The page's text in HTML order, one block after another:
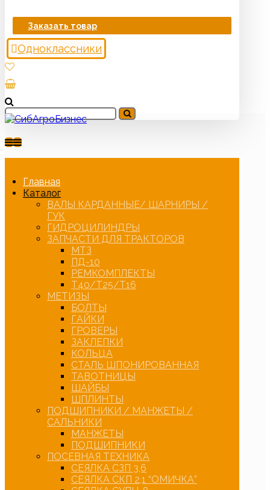
Заказать товар
Одноклассники
Главная
Каталог
ВАЛЫ КАРДАННЫЕ/ ШАРНИРЫ /
ГУК
ГИДРОЦИЛИНДРЫ
ЗАПЧАСТИ ДЛЯ ТРАКТОРОВ
МТЗ
ПД-10
РЕМКОМПЛЕКТЫ
Т40/Т25/Т16
МЕТИЗЫ
БОЛТЫ
ГАЙКИ
ГРОВЕРЫ
ЗАКЛЕПКИ
КОЛЬЦА
СТАЛЬ ШПОНИРОВАННАЯ
ТАВОТНИЦЫ
ШАЙБЫ
ШПЛИНТЫ
ПОДШИПНИКИ / МАНЖЕТЫ /
САЛЬНИКИ
МАНЖЕТЫ
ПОДШИПНИКИ
ПОСЕВНАЯ ТЕХНИКА
СЕЯЛКА СЗП 3,6
СЕЯЛКА СКП 2,1 “ОМИЧКА”